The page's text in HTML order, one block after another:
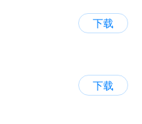
下载
下载